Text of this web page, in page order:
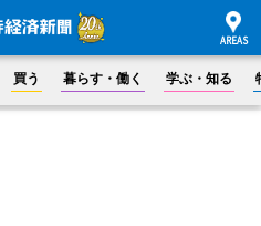
買う 暮らす・働く 学ぶ・知る